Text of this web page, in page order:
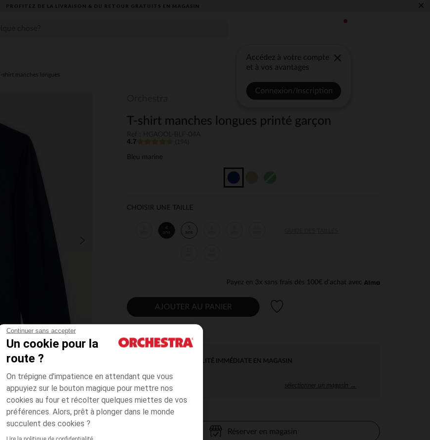
Continuer sans accepter
Un cookie pour la
route ?
On trépigne d'impatience en attendant que vous
appuyiez sur le bouton magique pour mettre nos
cookies au four et récolter quelques miettes de vos
préférences. Alors, prêt à plonger dans le monde
succulent des cookies ?
PROFITEZ DE LA LIVRAISON & DU RETOUR GRATUITS EN MAGASIN​ ×
Accédez à votre compte
et à vos avantages
Connexion/Inscription
T-shirt manches longues
T-shirt manches longues printé garçon
4.7
Bleu marine
CHOISIR UNE TAILLE
4
ans
5
ans
Payez en 3x sans frais dès 100€ d'achat avec
AJOUTER AU PANIER
DISPONIBILITÉ IMMÉDIATE EN MAGASIN
sélectionner un magasin →
Réserver en magasin